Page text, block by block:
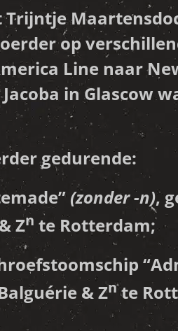
op
Line naar
in Glascow
gedurende:
” (zonder -n),
Zn te Rotterdam;
“
& Znte